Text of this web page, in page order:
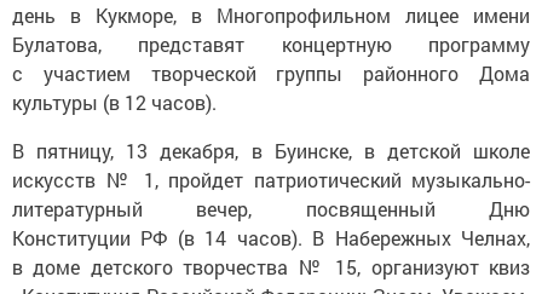
день в Кукморе, в Многопрофильном лицее имени
Булатова, представят концертную программу
с участием творческой группы районного Дома
культуры (в 12 часов).
В пятницу, 13 декабря, в Буинске, в детской школе
искусств № 1, пройдет патриотический музыкально-
литературный вечер, посвященный Дню
Конституции РФ (в 14 часов). В Набережных Челнах,
в доме детского творчества № 15, организуют квиз